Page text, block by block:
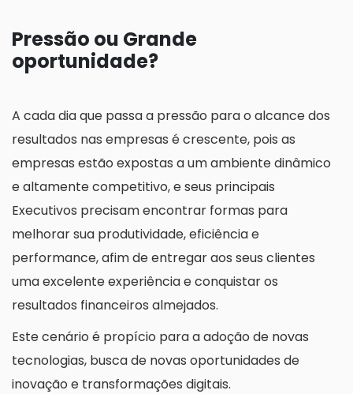
Pressão ou Grande
oportunidade?
A cada dia que passa a pressão para o alcance dos
resultados nas empresas é crescente, pois as
empresas estão expostas a um ambiente dinâmico
e altamente competitivo, e seus principais
Executivos precisam encontrar formas para
melhorar sua produtividade, eficiência e
performance, afim de entregar aos seus clientes
uma excelente experiência e conquistar os
resultados financeiros almejados.
Este cenário é propício para a adoção de novas
tecnologias, busca de novas oportunidades de
inovação e transformações digitais.